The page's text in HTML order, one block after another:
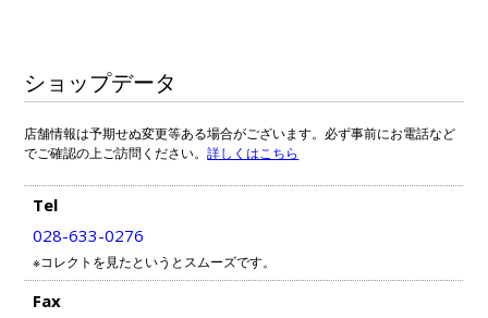
ショップデータ
店舗情報は予期せぬ変更等ある場合がございます。必ず事前にお電話など
でご確認の上ご訪問ください。詳しくはこちら
Tel
028-633-0276
※コレクトを見たというとスムーズです。
Fax